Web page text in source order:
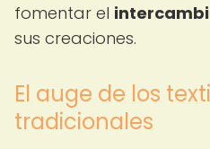
fomentar el
sus creaciones.
El auge de los
tradicionales